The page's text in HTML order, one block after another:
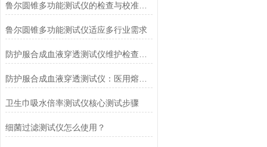
鲁尔圆锥多功能测试仪的检查与校准流程
鲁尔圆锥多功能测试仪适应多行业需求
卫生巾吸水倍率测试仪核心测试步骤
细菌过滤测试仪怎么使用？